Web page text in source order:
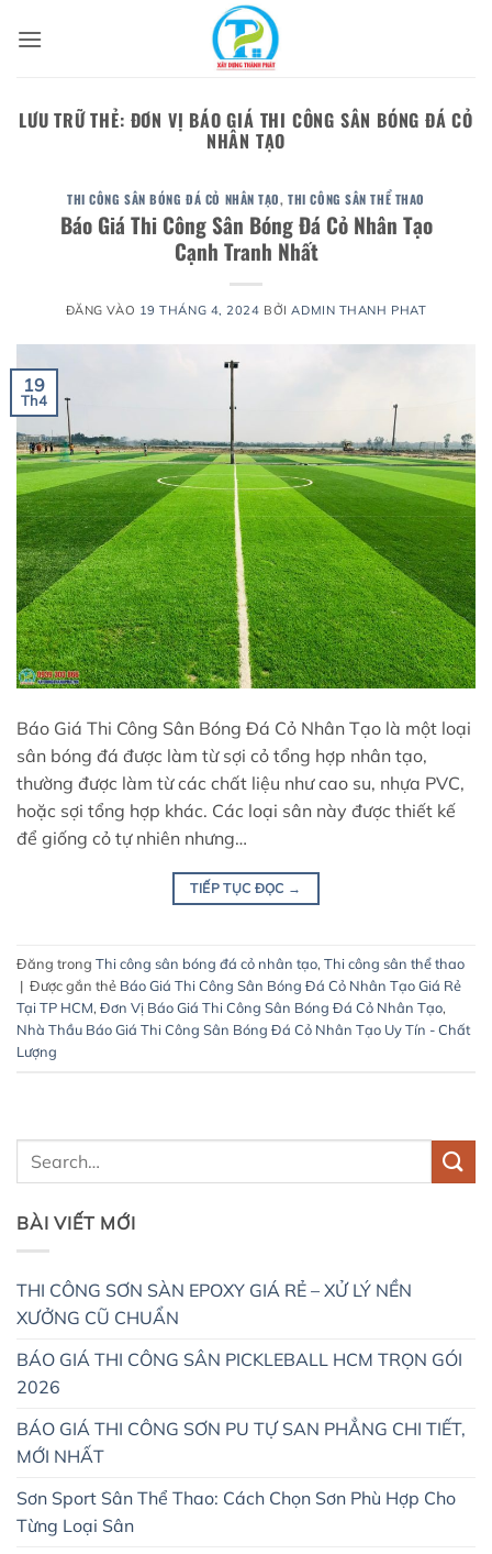
qua
LƯU TRỮ THẺ: ĐƠN VỊ BÁO GIÁ THI CÔNG SÂN BÓNG ĐÁ CỎ
NHÂN TẠO
THI CÔNG SÂN BÓNG ĐÁ CỎ NHÂN TẠO,THI CÔNG SÂN THỂ THAO
Báo Giá Thi Công Sân Bóng Đá Cỏ Nhân Tạo
Cạnh Tranh Nhất
ĐĂNG VÀO 19 THÁNG 4, 2024 BỞIADMIN THANH PHAT
19
Th4
Báo Giá Thi Công Sân Bóng Đá Cỏ Nhân Tạo là một loại
sân bóng đá được làm từ sợi cỏ tổng hợp nhân tạo,
thường được làm từ các chất liệu như cao su, nhựa PVC,
hoặc sợi tổng hợp khác. Các loại sân này được thiết kế
để giống cỏ tự nhiên nhưng…
TIẾP TỤC ĐỌC →
Đăng trong Thi công sân bóng đá cỏ nhân tạo, Thi công sân thể thao
| Được gắn thẻ Báo Giá Thi Công Sân Bóng Đá Cỏ Nhân Tạo Giá Rẻ
Tại TP HCM, Đơn Vị Báo Giá Thi Công Sân Bóng Đá Cỏ Nhân Tạo,
Nhà Thầu Báo Giá Thi Công Sân Bóng Đá Cỏ Nhân Tạo Uy Tín - Chất
Lượng
BÀI VIẾT MỚI
THI CÔNG SƠN SÀN EPOXY GIÁ RẺ – XỬ LÝ NỀN
XƯỞNG CŨ CHUẨN
BÁO GIÁ THI CÔNG SÂN PICKLEBALL HCM TRỌN GÓI
2026
BÁO GIÁ THI CÔNG SƠN PU TỰ SAN PHẲNG CHI TIẾT,
MỚI NHẤT
Sơn Sport Sân Thể Thao: Cách Chọn Sơn Phù Hợp Cho
Từng Loại Sân